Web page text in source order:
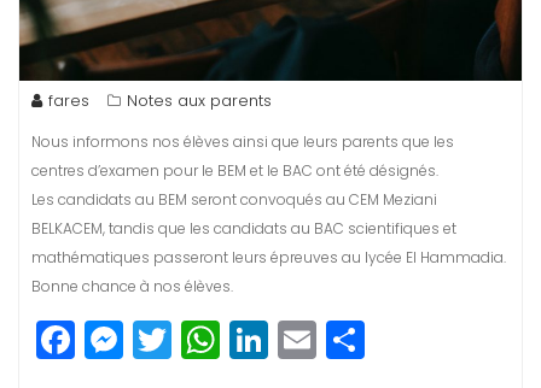
fares Notes aux parents
Nous informons nos élèves ainsi que leurs parents que les
centres d’examen pour le BEM et le BAC ont été désignés.
Les candidats au BEM seront convoqués au CEM Meziani
BELKACEM, tandis que les candidats au BAC scientifiques et
mathématiques passeront leurs épreuves au lycée El Hammadia.
Bonne chance à nos élèves.
F M T W Li E